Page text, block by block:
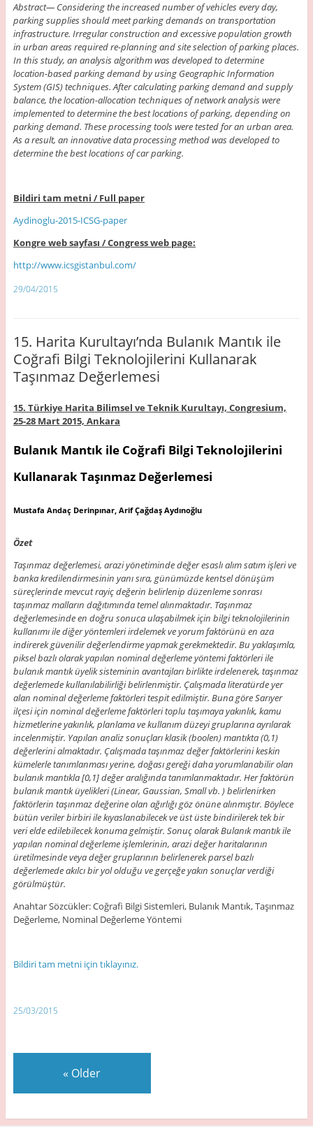
Abstract— Considering the increased number of vehicles every day,
parking supplies should meet parking demands on transportation
infrastructure. Irregular construction and excessive population growth
in urban areas required re-planning and site selection of parking places.
In this study, an analysis algorithm was developed to determine
location-based parking demand by using Geographic Information
System (GIS) techniques. After calculating parking demand and supply
balance, the location-allocation techniques of network analysis were
implemented to determine the best locations of parking, depending on
parking demand. These processing tools were tested for an urban area.
As a result, an innovative data processing method was developed to
determine the best locations of car parking.
Bildiri tam metni / Full paper
Aydinoglu-2015-ICSG-paper
Kongre web sayfası / Congress web page:
http://www.icsgistanbul.com/
29/04/2015
15. Harita Kurultayı’nda Bulanık Mantık ile
Coğrafi Bilgi Teknolojilerini Kullanarak
Taşınmaz Değerlemesi
15. Türkiye Harita Bilimsel ve Teknik Kurultayı, Congresium,
25-28 Mart 2015, Ankara
Bulanık Mantık ile Coğrafi Bilgi Teknolojilerini
Kullanarak Taşınmaz Değerlemesi
Mustafa Andaç Derinpınar, Arif Çağdaş Aydınoğlu
Özet
Taşınmaz değerlemesi, arazi yönetiminde değer esaslı alım satım işleri ve
banka kredilendirmesinin yanı sıra, günümüzde kentsel dönüşüm
süreçlerinde mevcut rayiç değerin belirlenip düzenleme sonrası
taşınmaz malların dağıtımında temel alınmaktadır. Taşınmaz
değerlemesinde en doğru sonuca ulaşabilmek için bilgi teknolojilerinin
kullanımı ile diğer yöntemleri irdelemek ve yorum faktörünü en aza
indirerek güvenilir değerlendirme yapmak gerekmektedir. Bu yaklaşımla,
piksel bazlı olarak yapılan nominal değerleme yöntemi faktörleri ile
bulanık mantık üyelik sisteminin avantajları birlikte irdelenerek, taşınmaz
değerlemede kullanılabilirliği belirlenmiştir. Çalışmada literatürde yer
alan nominal değerleme faktörleri tespit edilmiştir. Buna göre Sarıyer
ilçesi için nominal değerleme faktörleri toplu taşımaya yakınlık, kamu
hizmetlerine yakınlık, planlama ve kullanım düzeyi gruplarına ayrılarak
incelenmiştir. Yapılan analiz sonuçları klasik (boolen) mantıkta (0,1)
değerlerini almaktadır. Çalışmada taşınmaz değer faktörlerini keskin
kümelerle tanımlanması yerine, doğası gereği daha yorumlanabilir olan
bulanık mantıkla [0,1] değer aralığında tanımlanmaktadır. Her faktörün
bulanık mantık üyelikleri (Linear, Gaussian, Small vb. ) belirlenirken
faktörlerin taşınmaz değerine olan ağırlığı göz önüne alınmıştır. Böylece
bütün veriler birbiri ile kıyaslanabilecek ve üst üste bindirilerek tek bir
veri elde edilebilecek konuma gelmiştir. Sonuç olarak Bulanık mantık ile
yapılan nominal değerleme işlemlerinin, arazi değer haritalarının
üretilmesinde veya değer gruplarının belirlenerek parsel bazlı
değerlemede akılcı bir yol olduğu ve gerçeğe yakın sonuçlar verdiği
görülmüştür.
Anahtar Sözcükler: Coğrafi Bilgi Sistemleri, Bulanık Mantık, Taşınmaz
Değerleme, Nominal Değerleme Yöntemi
Bildiri tam metni için tıklayınız.
25/03/2015
« Older